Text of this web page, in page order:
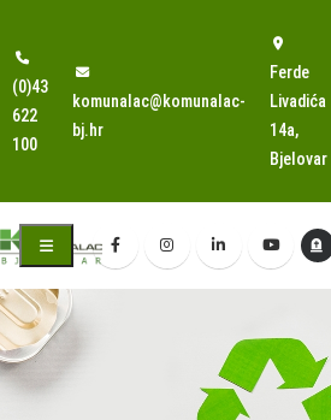
(0)43
622
100
komunalac@komunalac-
bj.hr
Ferde
Livadića
14a,
Bjelovar